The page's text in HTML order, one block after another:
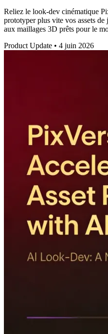
Reliez le look-dev cinématique
prototyper plus vite vos assets
aux maillages 3D prêts pour le
Product Update • 4 juin 2026